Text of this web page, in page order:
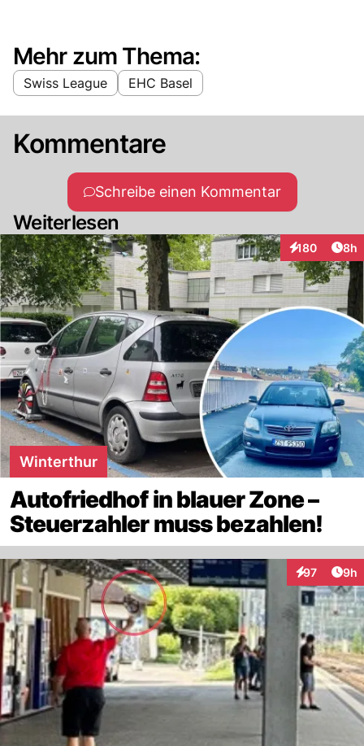
Mehr zum Thema:
Swiss League EHC Basel
Kommentare
Schreibe einen Kommentar
Weiterlesen
180
Interaktionen
8h
Winterthur
Autofriedhof in blauer Zone –
Steuerzahler muss bezahlen!
97
Interaktionen
9h